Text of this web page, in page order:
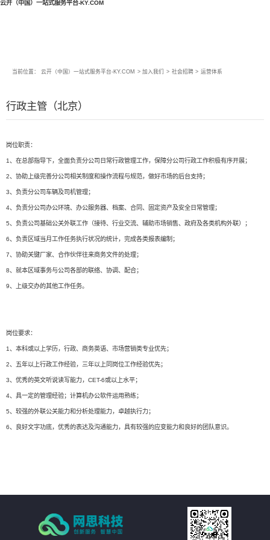
云开（中国）一站式服务平台-KY.COM
当前位置： 云开（中国）一站式服务平台-KY.COM > 加入我们 > 社会招聘 > 运营体系
行政主管（北京）
岗位职责：
1、在总部指导下，全面负责分公司日常行政管理工作，保障分公司行政工作积极有序开展；
2、协助上级完善分公司相关制度和操作流程与规范，做好市场的后台支持；
3、负责分公司车辆及司机管理；
4、负责分公司办公环境、办公服务器、档案、合同、固定资产及安全日常管理；
5、负责公司基础公关外联工作（接待、行业交流、辅助市场销售、政府及各类机构外联）；
6、负责区域当月工作任务执行状况的统计，完成各类报表编制；
7、协助关键厂家、合作伙伴往来商务文件的处理；
8、就本区域事务与公司各部的联络、协调、配合；
9、上级交办的其他工作任务。
岗位要求：
1、本科或以上学历，行政、商务英语、市场营销类专业优先；
2、五年以上行政工作经验，三年以上同岗位工作经验优先；
3、优秀的英文听说读写能力，CET-6或以上水平；
4、具一定的管理经验；计算机办公软件运用熟练；
5、较强的外联公关能力和分析处理能力，卓越执行力；
6、良好文字功底，优秀的表达及沟通能力，具有较强的应变能力和良好的团队意识。